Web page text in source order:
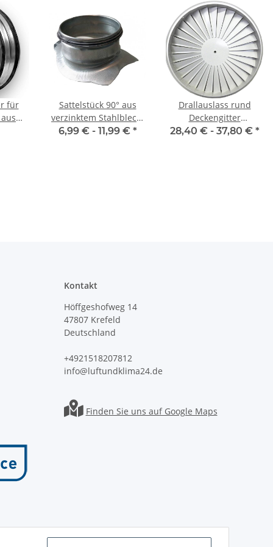
für
Sattelstück 90° aus
verzinktem Stahlblech,
mit Dichtung, Ø 160 auf
6,99 € - 11,99 € *
Drallauslass rund
Deckengitter
Durchmesser 300-625
28,40 € - 37,80 € *
Kontakt
Höffgeshofweg 14
47807 Krefeld
Deutschland
+4921518207812
info@luftundklima24.de
Finden Sie uns auf Google Maps